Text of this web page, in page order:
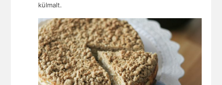
külmalt.